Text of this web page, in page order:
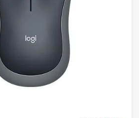
về thiết bị chơi game
và công tắc Lightforce giúp
trong các trò chơi căng thẳng.
tính năng nổi bật mang đến trải